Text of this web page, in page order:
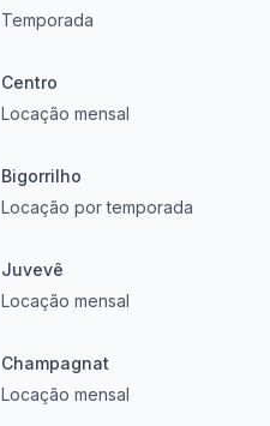
Temporada
Centro
Locação mensal
Bigorrilho
Locação por temporada
Juvevê
Locação mensal
Champagnat
Locação mensal